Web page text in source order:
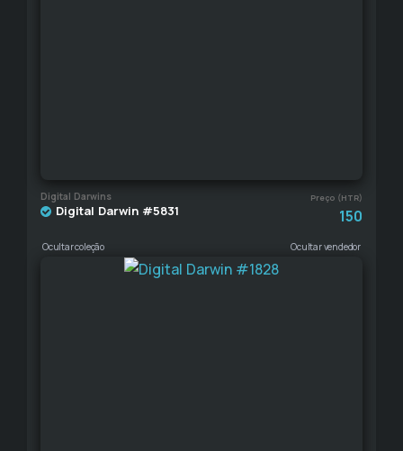
Digital Darwins Preço (HTR)
Digital Darwin #5831 150
Ocultar coleção Ocultar vendedor